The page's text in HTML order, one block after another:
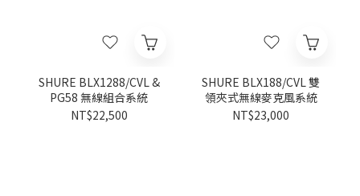
SHURE BLX1288/CVL &
PG58 無線組合系統
NT$22,500
SHURE BLX188/CVL 雙
領夾式無線麥克風系統
NT$23,000